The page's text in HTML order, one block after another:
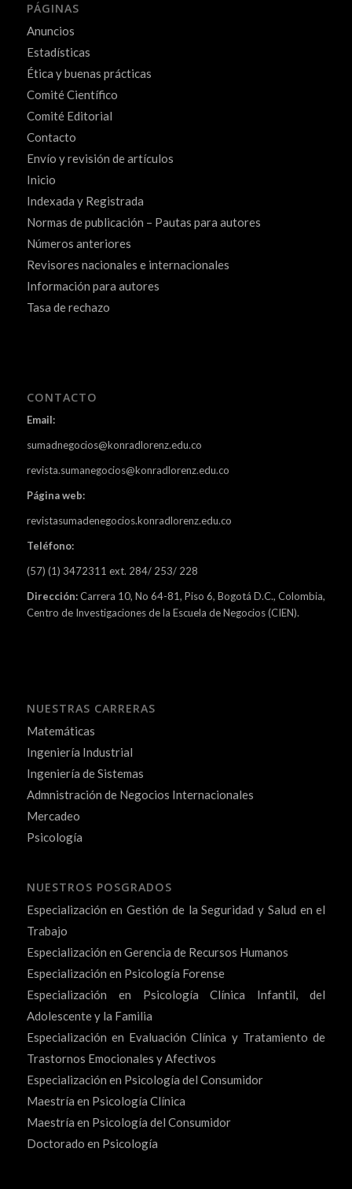
PÁGINAS
Anuncios
Estadísticas
Ética y buenas prácticas
Comité Científico
Comité Editorial
Contacto
Envío y revisión de artículos
Inicio
Indexada y Registrada
Normas de publicación – Pautas para autores
Números anteriores
Revisores nacionales e internacionales
Información para autores
Tasa de rechazo
CONTACTO
Email:
sumadnegocios@konradlorenz.edu.co
revista.sumanegocios@konradlorenz.edu.co
Página web:
revistasumadenegocios.konradlorenz.edu.co
Teléfono:
(57) (1) 3472311 ext. 284/ 253/ 228
Dirección:Carrera 10, No 64-81, Piso 6, Bogotá D.C., Colombia,
Centro de Investigaciones de la Escuela de Negocios (CIEN).
NUESTRAS CARRERAS
Matemáticas
Ingeniería Industrial
Ingeniería de Sistemas
Admnistración de Negocios Internacionales
Mercadeo
Psicología
NUESTROS POSGRADOS
Especialización en Gestión de la Seguridad y Salud en el
Trabajo
Especialización en Gerencia de Recursos Humanos
Especialización en Psicología Forense
Especialización en Psicología Clínica Infantil, del
Adolescente y la Familia
Especialización en Evaluación Clínica y Tratamiento de
Trastornos Emocionales y Afectivos
Especialización en Psicología del Consumidor
Maestría en Psicología Clínica
Maestría en Psicología del Consumidor
Doctorado en Psicología